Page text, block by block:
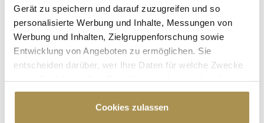
Gerät zu speichern und darauf zuzugreifen und so
personalisierte Werbung und Inhalte, Messungen von
Werbung und Inhalten, Zielgruppenforschung sowie
Entwicklung von Angeboten zu ermöglichen. Sie
entscheiden darüber, wer Ihre Daten für welche Zwecke
Cookie-Erklärung oder durch Klicken auf das Privacy
Trigger Symbol ändern oder widerrufen
Cookies zulassen